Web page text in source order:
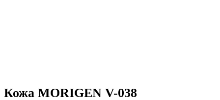
Кожа MORIGEN V-038